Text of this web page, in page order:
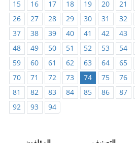
15
16 17 18 19 20 21
26
27 28 29 30 31 32
37
38 39 40 41 42 43
48
49 50 51 52 53 54
59
60 61 62 63 64 65
70
71 72 73 74 75 76
81
82 83 84 85 86 87
92
93 94